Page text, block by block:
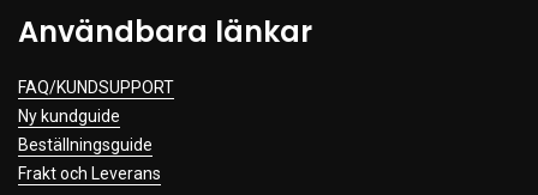
Användbara länkar
FAQ/KUNDSUPPORT
Ny kundguide
Beställningsguide
Frakt och Leverans